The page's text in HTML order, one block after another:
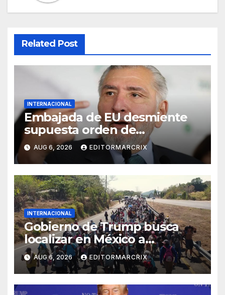
Related Post
INTERNACIONAL
Embajada de EU desmiente
supuesta orden de
aprehensión contra Adán
Augusto
AUG 6, 2026 EDITORMARCRIX
INTERNACIONAL
Gobierno de Trump busca
localizar en México a
migrantes con multas
pendientes para cobrar
deudas migratorias
AUG 6, 2026 EDITORMARCRIX